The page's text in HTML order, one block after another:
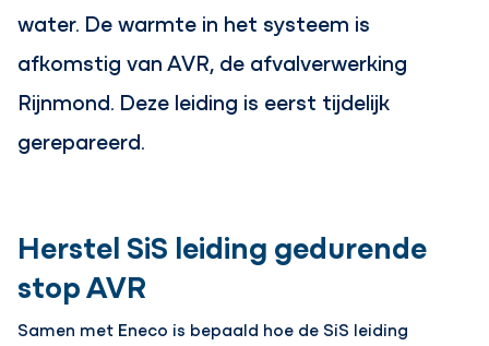
water. De warmte in het systeem is
afkomstig van AVR, de afvalverwerking
Rijnmond. Deze leiding is eerst tijdelijk
gerepareerd.
Herstel SiS leiding gedurende
stop AVR
Samen met Eneco is bepaald hoe de SiS leiding